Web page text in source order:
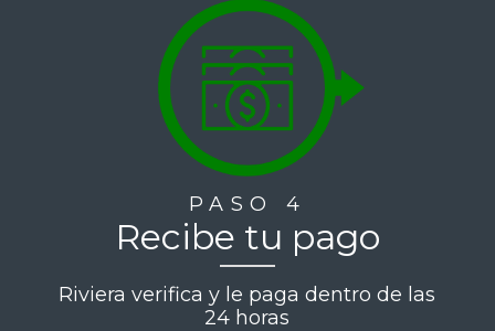
PASO 4
Recibe tu pago
Riviera verifica y le paga dentro de las
24 horas